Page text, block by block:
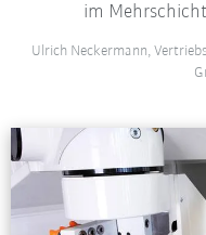
im
Ulrich Neckermann,